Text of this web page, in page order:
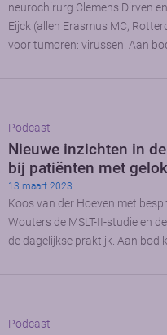
neurochirurg Clemens Dirven
Eijck (allen Erasmus MC,
voor tumoren: virussen. Aan
Podcast
Nieuwe inzichten in
bij patiënten met
13 maart 2023
Koos van der Hoeven met
Wouters de MSLT-II-studie en
de dagelijkse praktijk. Aan bod
Podcast